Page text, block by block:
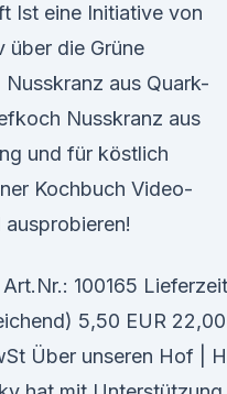
Ist eine Initiative von
über die Grüne
aus Quark-
Nusskranz aus
und für köstlich
Kochbuch Video-
100165
5,50 EUR 22,00
Über unseren Hof |